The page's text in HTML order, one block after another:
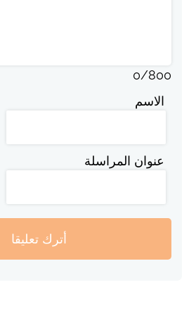
0/800
الاسم
عنوان المراسلة
أترك تعليقا